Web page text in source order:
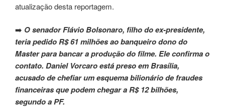
atualização desta reportagem.
➡️ O senador Flávio Bolsonaro, filho do ex-presidente,
teria pedido R$ 61 milhões ao banqueiro dono do
Master para bancar a produção do filme. Ele confirma o
contato. Daniel Vorcaro está preso em Brasília,
acusado de chefiar um esquema bilionário de fraudes
financeiras que podem chegar a R$ 12 bilhões,
segundo a PF.